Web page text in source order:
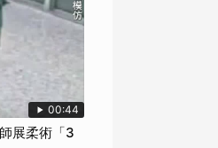
00:44
展柔術「3